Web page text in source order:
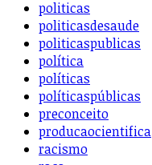
politicas
politicasdesaude
politicaspublicas
política
políticas
políticaspúblicas
preconceito
producaocientifica
racismo